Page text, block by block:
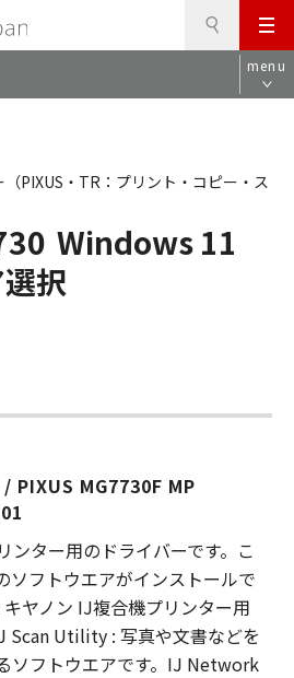
メ
ニ
ュ
menu
Windows 11
択
PIXUS・TR：プリント・コピー・ス
PIXUS MG7730F MP
ンター用のドライバーです。こ
ソフトウエアがインストールで
ヤノン IJ複合機プリンター用
Scan Utility : 写真や文書などを
ソフトウエアです。IJ Network